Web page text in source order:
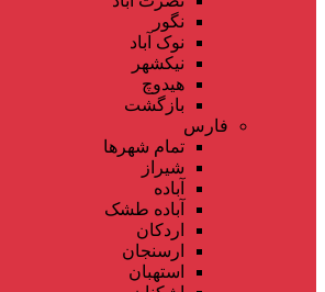
نگور
نوک آباد
نیکشهر
هیدوچ
بازگشت
فارس
تمام شهر‌ها
شیراز
آباده
آباده طشک
اردکان
ارسنجان
استهبان